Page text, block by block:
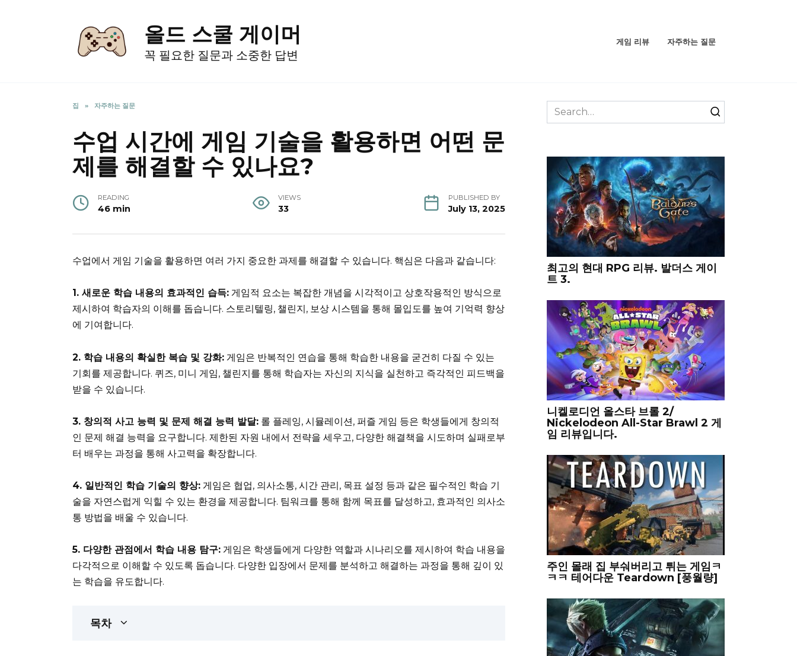
올드 스쿨 게이머
꼭 필요한 질문과 소중한 답변
게임 리뷰 자주하는 질문
집 » 자주하는 질문
수업 시간에 게임 기술을 활용하면 어떤 문
제를 해결할 수 있나요?
READING
46 min
VIEWS
33
PUBLISHED BY
July 13, 2025
수업에서 게임 기술을 활용하면 여러 가지 중요한 과제를 해결할 수 있습니다. 핵심은 다음과 같습니다:
1. 새로운 학습 내용의 효과적인 습득: 게임적 요소는 복잡한 개념을 시각적이고 상호작용적인 방식으로
제시하여 학습자의 이해를 돕습니다. 스토리텔링, 챌린지, 보상 시스템을 통해 몰입도를 높여 기억력 향상
에 기여합니다.
2. 학습 내용의 확실한 복습 및 강화: 게임은 반복적인 연습을 통해 학습한 내용을 굳건히 다질 수 있는
기회를 제공합니다. 퀴즈, 미니 게임, 챌린지를 통해 학습자는 자신의 지식을 실천하고 즉각적인 피드백을
받을 수 있습니다.
3. 창의적 사고 능력 및 문제 해결 능력 발달: 롤 플레잉, 시뮬레이션, 퍼즐 게임 등은 학생들에게 창의적
인 문제 해결 능력을 요구합니다. 제한된 자원 내에서 전략을 세우고, 다양한 해결책을 시도하며 실패로부
터 배우는 과정을 통해 사고력을 확장합니다.
4. 일반적인 학습 기술의 향상: 게임은 협업, 의사소통, 시간 관리, 목표 설정 등과 같은 필수적인 학습 기
술을 자연스럽게 익힐 수 있는 환경을 제공합니다. 팀워크를 통해 함께 목표를 달성하고, 효과적인 의사소
통 방법을 배울 수 있습니다.
5. 다양한 관점에서 학습 내용 탐구: 게임은 학생들에게 다양한 역할과 시나리오를 제시하여 학습 내용을
다각적으로 이해할 수 있도록 돕습니다. 다양한 입장에서 문제를 분석하고 해결하는 과정을 통해 깊이 있
는 학습을 유도합니다.
목차
Search
for:
최고의 현대 RPG 리뷰. 발더스 게이
트 3.
니켈로디언 올스타 브롤 2/
Nickelodeon All-Star Brawl 2 게
임 리뷰입니다.
주인 몰래 집 부숴버리고 튀는 게임ㅋ
ㅋㅋ 테어다운 Teardown [풍월량]